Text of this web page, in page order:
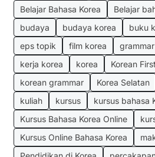
Belajar Bahasa Korea
Belajar
budaya
budaya korea buku
eps topik
film korea grammar
kerja korea
korea
Korean
korean grammar
Korea Selatan
kuliah
kursus
kursus bahasa
Kursus Bahasa Korea Online
Kursus Online Bahasa Korea